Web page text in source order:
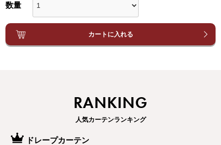
カートに入れる
RANKING
人気カーテンランキング
ドレープカーテン